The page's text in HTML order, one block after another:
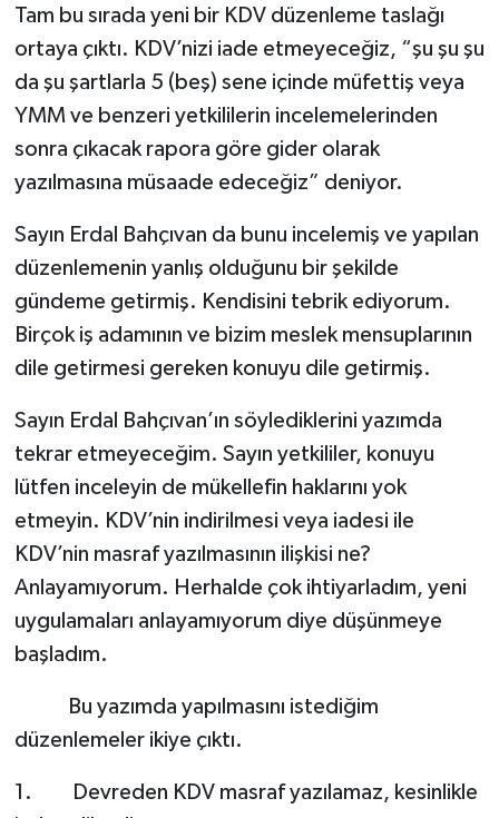
Tam bu sırada yeni bir KDV düzenleme taslağı
ortaya çıktı. KDV’nizi iade etmeyeceğiz, “şu şu şu
da şu şartlarla 5 (beş) sene içinde müfettiş veya
YMM ve benzeri yetkililerin incelemelerinden
sonra çıkacak rapora göre gider olarak
yazılmasına müsaade edeceğiz” deniyor.
Sayın Erdal Bahçıvan da bunu incelemiş ve yapılan
düzenlemenin yanlış olduğunu bir şekilde
gündeme getirmiş. Kendisini tebrik ediyorum.
Birçok iş adamının ve bizim meslek mensuplarının
dile getirmesi gereken konuyu dile getirmiş.
Sayın Erdal Bahçıvan’ın söylediklerini yazımda
tekrar etmeyeceğim. Sayın yetkililer, konuyu
lütfen inceleyin de mükellefin haklarını yok
etmeyin. KDV’nin indirilmesi veya iadesi ile
KDV’nin masraf yazılmasının ilişkisi ne?
Anlayamıyorum. Herhalde çok ihtiyarladım, yeni
uygulamaları anlayamıyorum diye düşünmeye
başladım.
Bu yazımda yapılmasını istediğim
düzenlemeler ikiye çıktı.
1. Devreden KDV masraf yazılamaz, kesinlikle